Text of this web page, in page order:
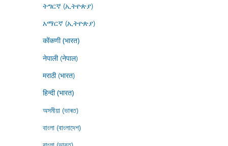
ትግርኛ (ኢትዮጵያ)
አማርኛ (ኢትዮጵያ)
कोंकणी (भारत)
नेपाली (नेपाल)
मराठी (भारत)
हिन्दी (भारत)
অসমীয়া (ভাৰত)
বাংলা (বাংলাদেশ)